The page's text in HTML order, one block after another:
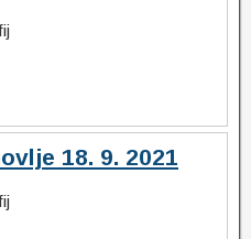
18. 9. 2021